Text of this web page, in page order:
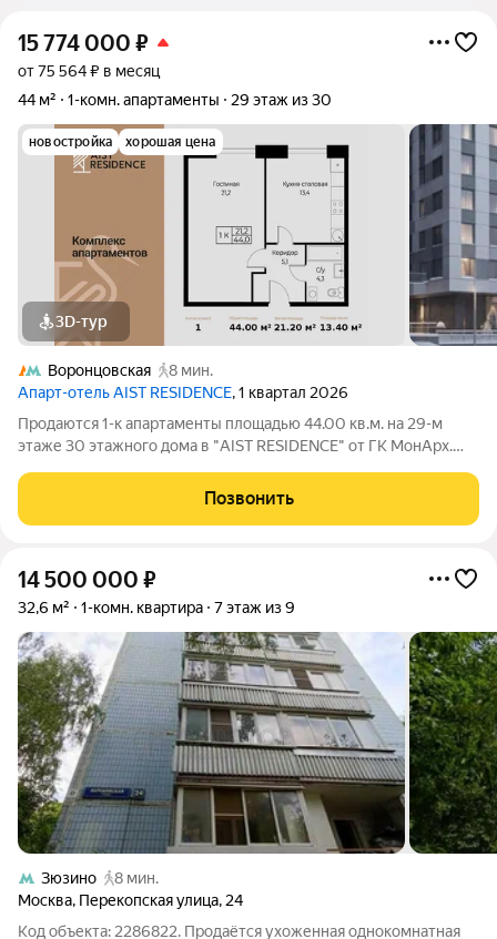
15 774 000 ₽
от 75 564 ₽ в месяц
44 м²
1-комн. апартаменты 29 этаж из 30
новостройка хорошая цена
3D-тур
Воронцовская
8 мин.
Апарт-отель AIST RESIDENCE, 1 квартал 2026
Продаются 1-к апартаменты площадью 44.00 кв.м. на 29-м
этаже 30 этажного дома в "AIST RESIDENCE" от ГК МонАрх.
стремится к гармонии между динамичной городской жизнью и
отдыхом на природе.
Позвонить
14 500 000 ₽
32,6 м² 1-комн. квартира 7 этаж из 9
Зюзино
8 мин.
Москва, Перекопская улица, 24
Код объекта: 2286822. Продаётся ухоженная однокомнатная